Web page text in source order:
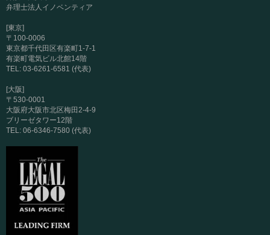
弁理士法人イノベンティア
[東京]
〒100-0006
東京都千代田区有楽町1-7-1
有楽町電気ビル北館14階
TEL: 03-6261-6581 (代表)
[大阪]
〒530-0001
大阪府大阪市北区梅田2-4-9
ブリーゼタワー12階
TEL: 06-6346-7580 (代表)